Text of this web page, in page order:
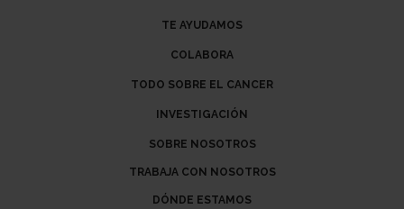
TE AYUDAMOS
COLABORA
TODO SOBRE EL CANCER
INVESTIGACIÓN
SOBRE NOSOTROS
TRABAJA CON NOSOTROS
DÓNDE ESTAMOS